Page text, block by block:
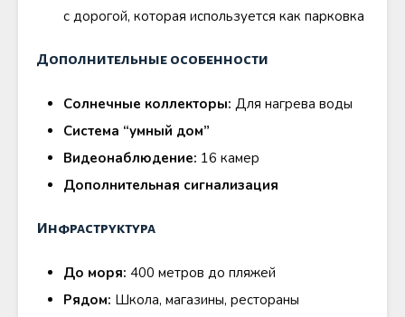
с дорогой, которая используется как парковка
Дополнительные особенности
Солнечные коллекторы: Для нагрева воды
Система “умный дом”
Видеонаблюдение: 16 камер
Дополнительная сигнализация
Инфраструктура
До моря: 400 метров до пляжей
Рядом: Школа, магазины, рестораны